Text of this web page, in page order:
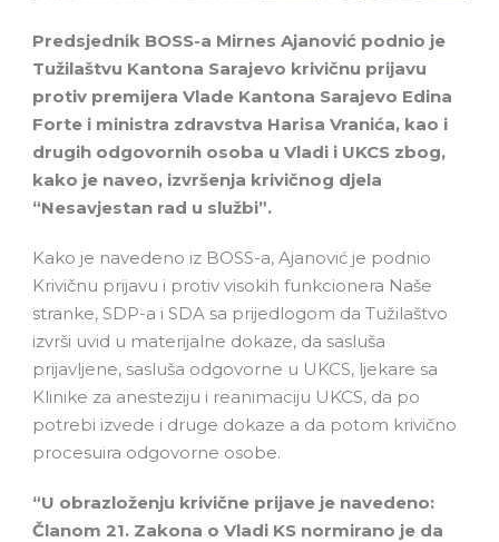
Predsjednik BOSS-a Mirnes Ajanović podnio je
Tužilaštvu Kantona Sarajevo krivičnu prijavu
protiv premijera Vlade Kantona Sarajevo Edina
Forte i ministra zdravstva Harisa Vranića, kao i
drugih odgovornih osoba u Vladi i UKCS zbog,
kako je naveo, izvršenja krivičnog djela
“Nesavjestan rad u službi”.
Kako je navedeno iz BOSS-a, Ajanović je podnio
Krivičnu prijavu i protiv visokih funkcionera Naše
stranke, SDP-a i SDA sa prijedlogom da Tužilaštvo
izvrši uvid u materijalne dokaze, da sasluša
prijavljene, sasluša odgovorne u UKCS, ljekare sa
Klinike za anesteziju i reanimaciju UKCS, da po
potrebi izvede i druge dokaze a da potom krivično
procesuira odgovorne osobe.
“U obrazloženju krivične prijave je navedeno:
Članom 21. Zakona o Vladi KS normirano je da